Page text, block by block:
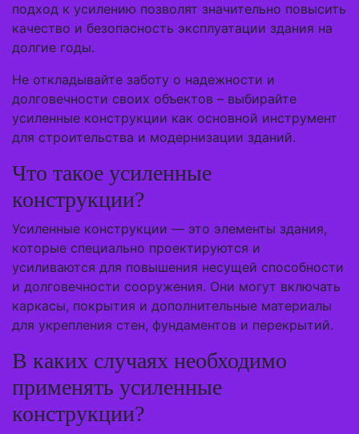
подход к усилению позволят значительно повысить
качество и безопасность эксплуатации здания на
долгие годы.
Не откладывайте заботу о надежности и
долговечности своих объектов – выбирайте
усиленные конструкции как основной инструмент
для строительства и модернизации зданий.
Что такое усиленные
конструкции?
Усиленные конструкции — это элементы здания,
которые специально проектируются и
усиливаются для повышения несущей способности
и долговечности сооружения. Они могут включать
каркасы, покрытия и дополнительные материалы
для укрепления стен, фундаментов и перекрытий.
В каких случаях необходимо
применять усиленные
конструкции?